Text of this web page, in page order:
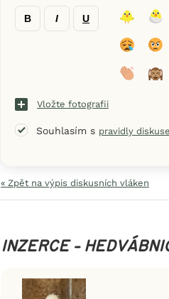
B I U
Vložte fotografii
Souhlasím s pravidly diskuse
« Zpět na výpis diskusních vláken
INZERCE -